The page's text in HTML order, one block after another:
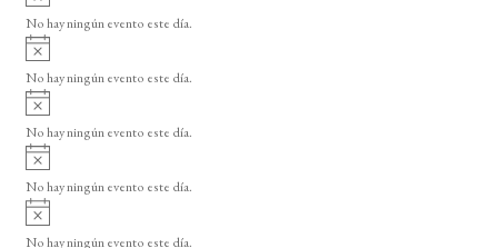
o
v
i
o
No hay ningún evento este día.
A
v
i
o
No hay ningún evento este día.
A
v
i
o
No hay ningún evento este día.
A
v
i
o
No hay ningún evento este día.
A
v
No hay ningún evento este día.